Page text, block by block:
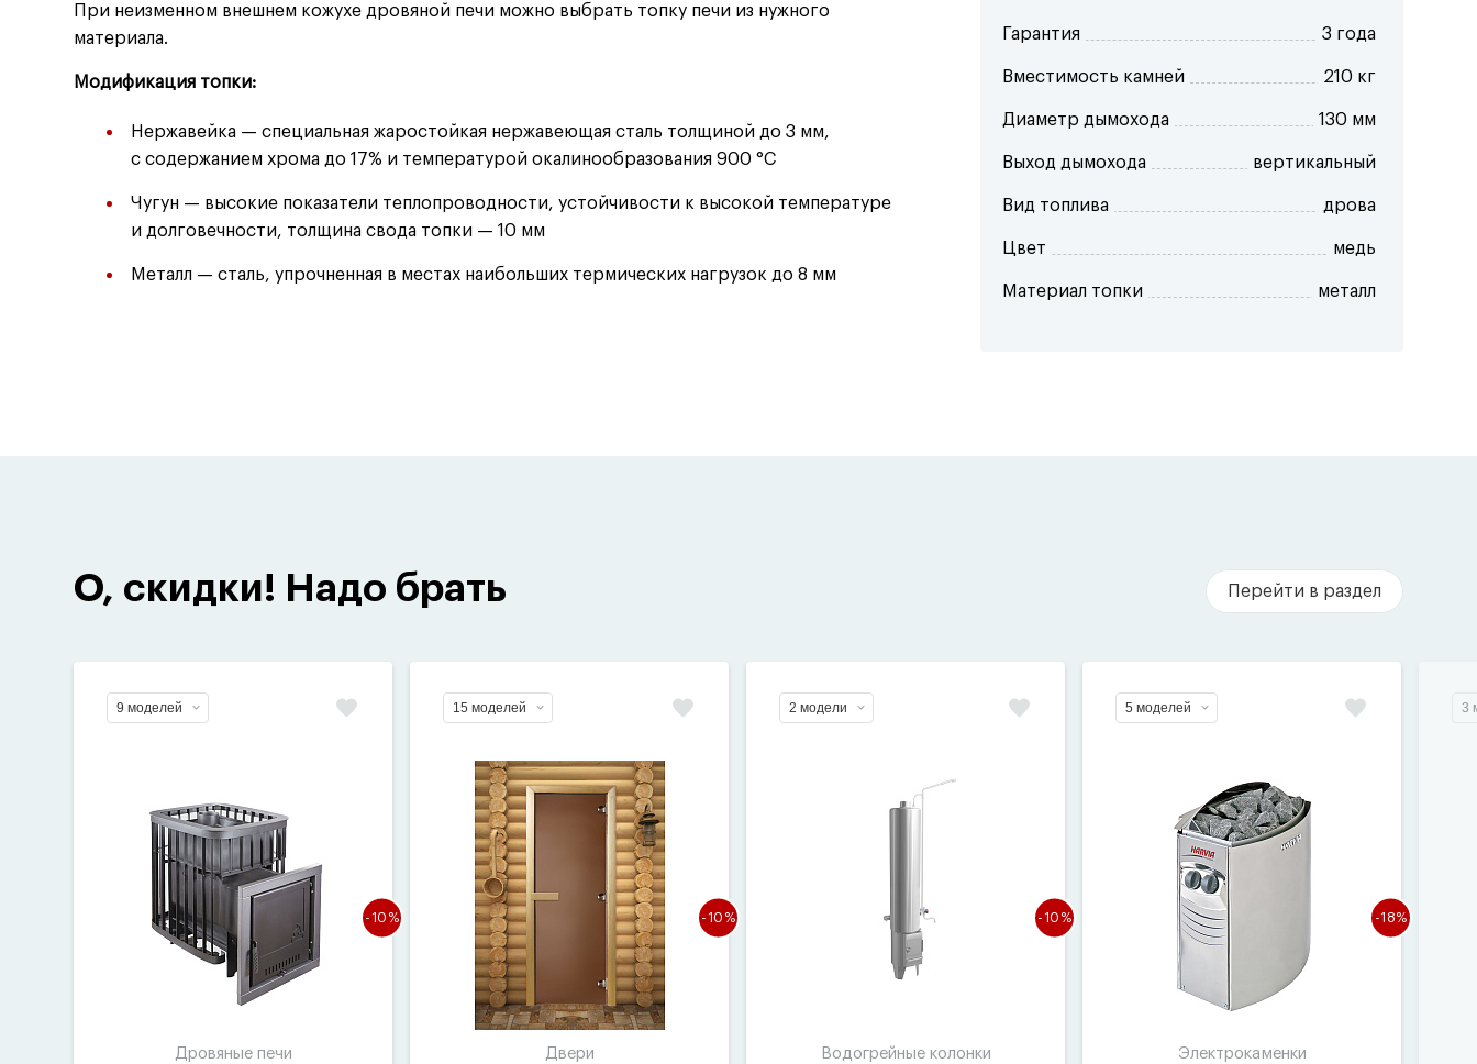
При неизменном внешнем кожухе дровяной печи можно выбрать топку печи из нужного
материала.
Модификация топки:
Нержавейка — специальная жаростойкая нержавеющая сталь толщиной до 3 мм,
с содержанием хрома до 17% и температурой окалинообразования 900 °C
Чугун — высокие показатели теплопроводности, устойчивости к высокой температуре
и долговечности, толщина свода топки — 10 мм
Металл — сталь, упрочненная в местах наибольших термических нагрузок до 8 мм
Гарантия 3 года
Вместимость камней 210 кг
Диаметр дымохода 130 мм
Выход дымохода вертикальный
Вид топлива дрова
Цвет медь
Материал топки металл
О, скидки! Надо брать Перейти в раздел
9 моделей
-10%
Дровяные печи
15 моделей
-10%
Двери
2 модели
-10%
Водогрейные колонки
5 моделей
-18%
Электрокаменки
3